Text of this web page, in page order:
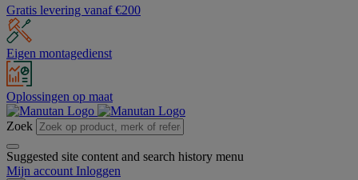
Gratis levering vanaf €200
Eigen montagedienst
Oplossingen op maat
Zoek
Suggested site content and search history menu
Mijn account Inloggen